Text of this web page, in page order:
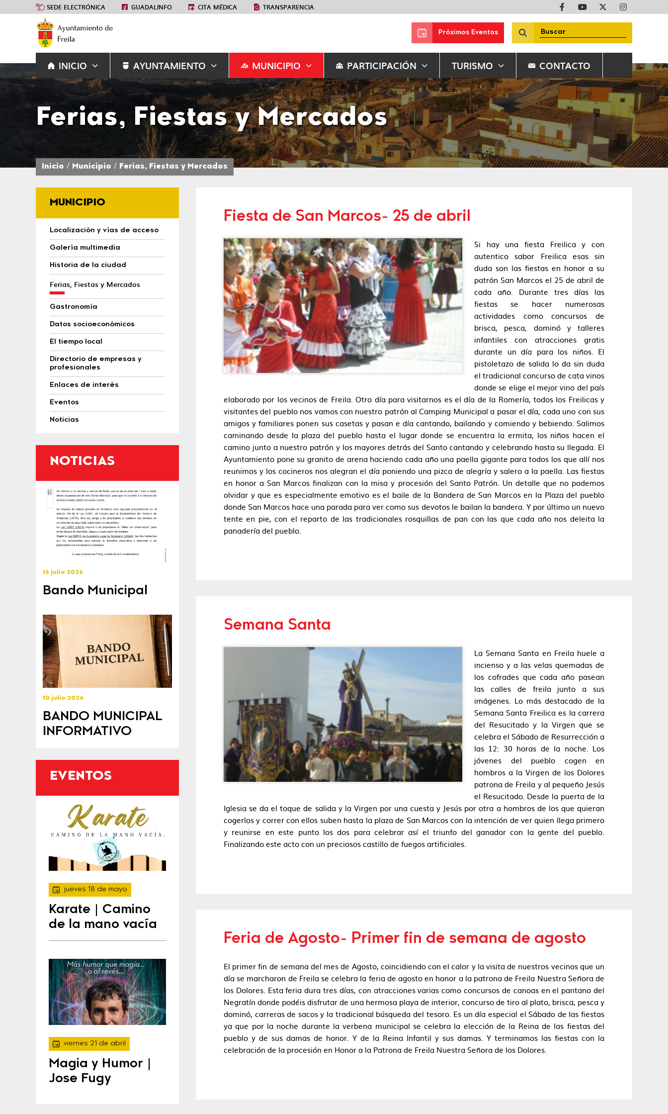
SEDE ELECTRÓNICA GUADALINFO CITA MÉDICA TRANSPARENCIA
Próximos Eventos
INICIO AYUNTAMIENTO MUNICIPIO PARTICIPACIÓN TURISMO CONTACTO
Ferias, Fiestas y Mercados
Inicio Municipio Ferias, Fiestas y Mercados
MUNICIPIO
Localización y vías de acceso
Galería multimedia
Historia de la ciudad
Ferias, Fiestas y Mercados
Gastronomía
Datos socioeconómicos
El tiempo local
Directorio de empresas y
profesionales
Enlaces de interés
Eventos
Noticias
NOTICIAS
16 julio 2026
Bando Municipal
10 julio 2026
BANDO MUNICIPAL
INFORMATIVO
EVENTOS
jueves 18 de mayo
Karate | Camino
de la mano vacía
viernes 21 de abril
Magia y Humor |
Jose Fugy
Fiesta de San Marcos- 25 de abril
Si hay una fiesta Freilica y con
autentico sabor Freilica esas sin
duda son las fiestas en honor a su
patrón San Marcos el 25 de abril de
cada año. Durante tres días las
fiestas se hacer numerosas
actividades como concursos de
brisca, pesca, dominó y talleres
infantiles con atracciones gratis
durante un día para los niños. El
pistoletazo de salida lo da sin duda
el tradicional concurso de cata vinos
donde se elige el mejor vino del país
elaborado por los vecinos de Freila. Otro día para visitarnos es el día de la Romería, todos los Freilicas y
visitantes del pueblo nos vamos con nuestro patrón al Camping Municipal a pasar el día, cada uno con sus
amigos y familiares ponen sus casetas y pasan e día cantando, bailando y comiendo y bebiendo. Salimos
caminando desde la plaza del pueblo hasta el lugar donde se encuentra la ermita, los niños hacen el
camino junto a nuestro patrón y los mayores detrás del Santo cantando y celebrando hasta su llegada. El
Ayuntamiento pone su granito de arena haciendo cada año una paella gigante para todos los que allí nos
reunimos y los cocineros nos alegran el día poniendo una pizca de alegría y salero a la paella. Las fiestas
en honor a San Marcos finalizan con la misa y procesión del Santo Patrón. Un detalle que no podemos
olvidar y que es especialmente emotivo es el baile de la Bandera de San Marcos en la Plaza del pueblo
donde San Marcos hace una parada para ver como sus devotos le bailan la bandera. Y por último un nuevo
tente en pie, con el reparto de las tradicionales rosquillas de pan con las que cada año nos deleita la
panadería del pueblo.
Semana Santa
La Semana Santa en Freila huele a
incienso y a las velas quemadas de
los cofrades que cada año pasean
las calles de freila junto a sus
imágenes. Lo más destacado de la
Semana Santa Freilica es la carrera
del Resucitado y la Virgen que se
celebra el Sábado de Resurrección a
las 12: 30 horas de la noche. Los
jóvenes del pueblo cogen en
hombros a la Virgen de los Dolores
patrona de Freila y al pequeño Jesús
el Resucitado. Desde la puerta de la
Iglesia se da el toque de salida y la Virgen por una cuesta y Jesús por otra a hombros de los que quieran
cogerlos y correr con ellos suben hasta la plaza de San Marcos con la intención de ver quien llega primero
y reunirse en este punto los dos para celebrar así el triunfo del ganador con la gente del pueblo.
Finalizando este acto con un preciosos castillo de fuegos artificiales.
Feria de Agosto- Primer fin de semana de agosto
El primer fin de semana del mes de Agosto, coincidiendo con el calor y la visita de nuestros vecinos que un
día se marcharon de Freila se celebra la feria de agosto en honor a la patrona de Freila Nuestra Señora de
los Dolores. Esta feria dura tres días, con atracciones varias como concursos de canoas en el pantano del
Negratín donde podéis disfrutar de una hermosa playa de interior, concurso de tiro al plato, brisca, pesca y
dominó, carreras de sacos y la tradicional búsqueda del tesoro. Es un día especial el Sábado de las fiestas
ya que por la noche durante la verbena municipal se celebra la elección de la Reina de las fiestas del
pueblo y de sus damas de honor. Y de la Reina Infantil y sus damas. Y terminamos las fiestas con la
celebración de la procesión en Honor a la Patrona de Freila Nuestra Señora de los Dolores.